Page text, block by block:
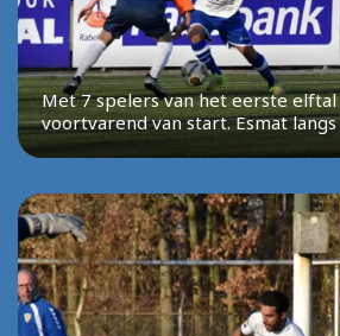
Met 7 spelers van het eerste
voortvarend van start. Esmat langs